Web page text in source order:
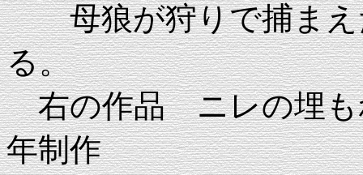
母狼が狩りで捕まえ
る。
右の作品 ニレの埋
年制作